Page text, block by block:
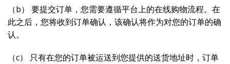
（b） 要提交订单，您需要遵循平台上的在线购物流程。在
此之后，您将收到订单确认，该确认将作为对您的订单的确
认。
（c） 只有在您的订单被运送到您提供的送货地址时，订单